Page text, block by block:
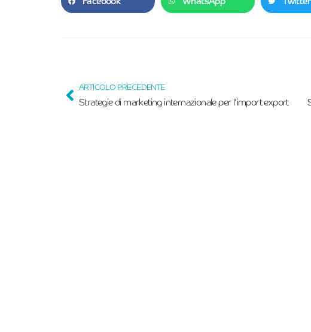
ARTICOLO PRECEDENTE
Strategie di marketing internazionale per l’import export